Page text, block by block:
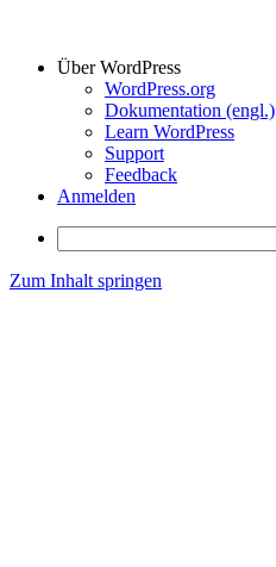
Über WordPress
WordPress.org
Dokumentation (engl.)
Learn WordPress
Support
Feedback
Anmelden
Zum Inhalt springen